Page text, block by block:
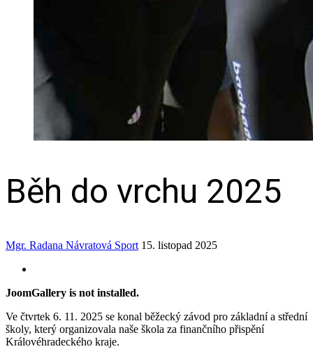
Běh do vrchu 2025
Mgr. Radana Návratová Sport 15. listopad 2025
JoomGallery is not installed.
Ve čtvrtek 6. 11. 2025 se konal běžecký závod pro základní a střední
školy, který organizovala naše škola za finančního přispění
Královéhradeckého kraje.